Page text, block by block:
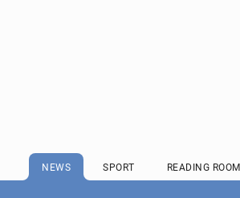
NEWS SPORT READING ROOM